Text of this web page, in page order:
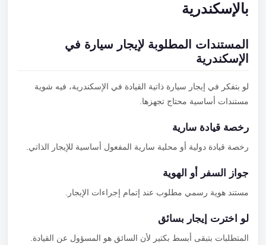
بالإسكندرية
المستندات المطلوبة لإيجار سيارة في
الإسكندرية
لو بتفكر في إيجار سيارة ذاتية القيادة في الإسكندرية، فيه شوية
مستندات أساسية محتاج تجهزها.
رخصة قيادة سارية
رخصة قيادة دولية أو محلية سارية المفعول أساسية للإيجار الذاتي.
جواز السفر أو الهوية
مستند هوية رسمي مطلوب عند إتمام إجراءات الإيجار.
لو اخترت إيجار بسائق
المتطلبات بتبقى أبسط بكتير لأن السائق هو المسؤول عن القيادة.